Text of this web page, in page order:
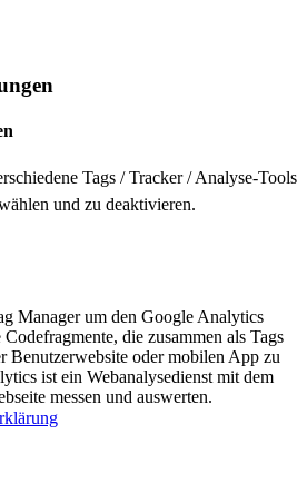
Tags / Tracker / Analyse-Tools
und zu deaktivieren.
Manager um den Google Analytics
die zusammen als Tags
Benutzerwebsite oder mobilen App zu
ist ein Webanalysedienst mit dem
messen und auswerten.